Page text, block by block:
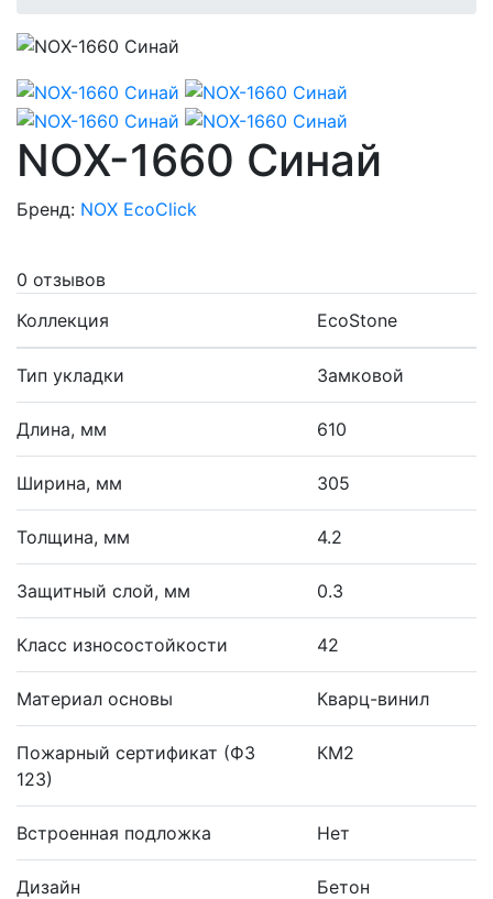
NOX-1660 Синай
Бренд: NOX EcoClick
0 отзывов
Коллекция
EcoStone
Тип укладки Замковой
Длина, мм 610
Ширина, мм 305
Толщина, мм 4.2
Защитный слой, мм 0.3
Класс износостойкости 42
Материал основы Кварц-винил
Пожарный сертификат (ФЗ
123)
КМ2
Встроенная подложка Нет
Дизайн Бетон